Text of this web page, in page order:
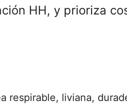
HH, y prioriza
respirable, liviana,